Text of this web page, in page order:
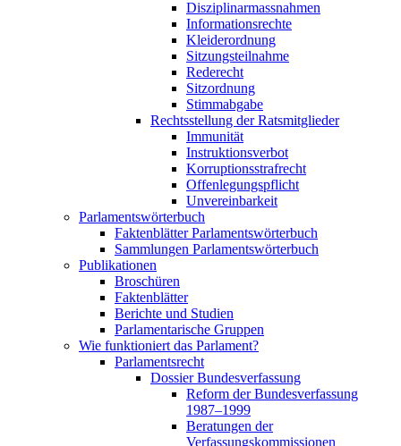
Disziplinarmassnahmen
Informationsrechte
Kleiderordnung
Sitzungsteilnahme
Rederecht
Sitzordnung
Stimmabgabe
Rechtsstellung der Ratsmitglieder
Immunität
Instruktionsverbot
Korruptionsstrafrecht
Offenlegungspflicht
Unvereinbarkeit
Parlamentswörterbuch
Faktenblätter Parlamentswörterbuch
Sammlungen Parlamentswörterbuch
Publikationen
Broschüren
Faktenblätter
Berichte und Studien
Parlamentarische Gruppen
Wie funktioniert das Parlament?
Parlamentsrecht
Dossier Bundesverfassung
Reform der Bundesverfassung
1987–1999
Beratungen der
Verfassungskommissionen